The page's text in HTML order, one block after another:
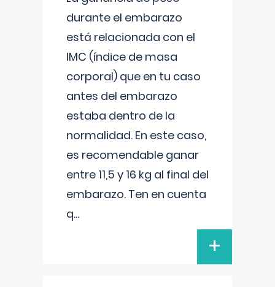
durante el embarazo
está relacionada con el
IMC (índice de masa
corporal) que en tu caso
antes del embarazo
estaba dentro de la
normalidad. En este caso,
es recomendable ganar
entre 11,5 y 16 kg al final del
embarazo. Ten en cuenta
q...
+